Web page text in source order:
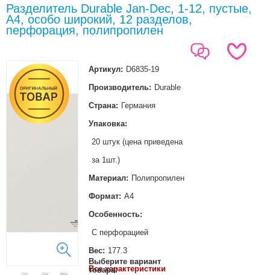
Разделитель Durable Jan-Dec, 1-12, пустые,
А4, особо широкий, 12 разделов,
перфорация, полипропилен
Артикул: D6835-19
Производитель: Durable
Страна: Германия
Упаковка:
20 штук (цена приведена
за 1шт.)
Материал: Полипропилен
Формат: А4
Особенность:
С перфорацией
Вес: 177.3
Все характеристики
Выберите вариант
товара: